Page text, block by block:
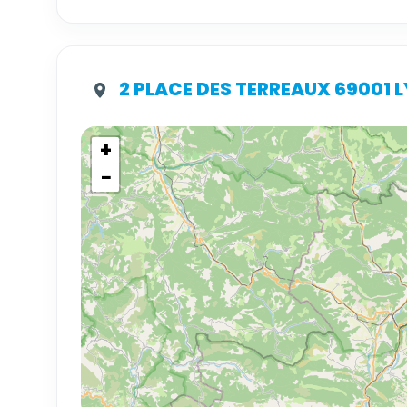
2 PLACE DES TERREAUX 69001
+
−